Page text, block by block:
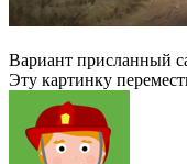
Вариант присланный
Эту картинку